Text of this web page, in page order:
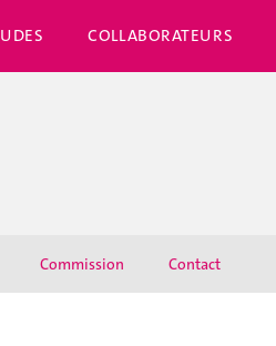
COLLABORATEURS
Commission Contact